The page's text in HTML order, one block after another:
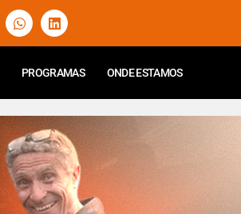
PROGRAMAS ONDE ESTAMOS